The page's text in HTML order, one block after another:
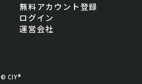
無料アカウント登録
ログイン
運営会社
© CIY®